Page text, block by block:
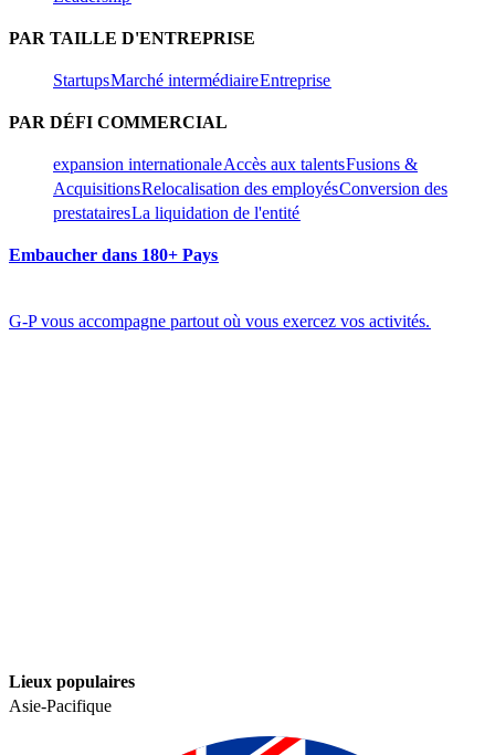
PAR TAILLE D'ENTREPRISE​​
Startups​​Marché intermédiaire​​Entreprise​​
PAR DÉFI COMMERCIAL​​
expansion internationale​​Accès aux talents​​Fusions &
Acquisitions​​Relocalisation des employés​​Conversion des
prestataires​​La liquidation de l'entité​​
Embaucher dans 180+ Pays​​
G-P vous accompagne partout où vous exercez vos activités.​​
Lieux populaires​​
Asie-Pacifique​​